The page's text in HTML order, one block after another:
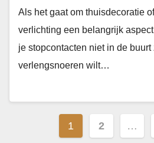
Als het gaat om thuisdecoratie
verlichting een belangrijk
je stopcontacten niet in de
verlengsnoeren wilt…
Berichten
1 2 …